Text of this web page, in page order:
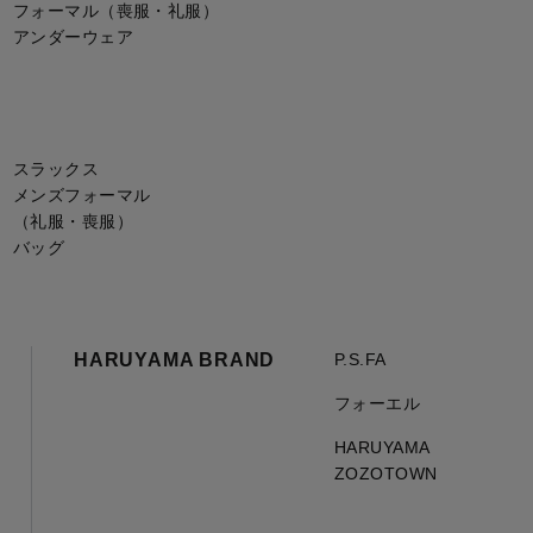
フォーマル（喪服・礼服）
アンダーウェア
スラックス
メンズフォーマル
（礼服・喪服）
バッグ
HARUYAMA BRAND P.S.FA
フォーエル
HARUYAMA
ZOZOTOWN